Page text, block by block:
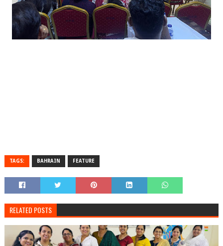
TAGS: BAHRAIN FEATURE
RELATED POSTS